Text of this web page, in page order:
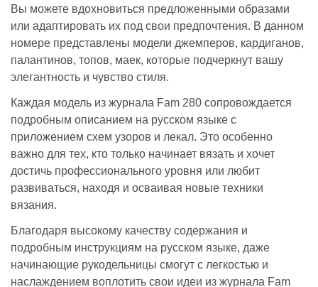
Вы можете вдохновиться предложенными образами
или адаптировать их под свои предпочтения. В данном
номере представлены модели джемперов, кардиганов,
палантинов, топов, маек, которые подчеркнут вашу
элегантность и чувство стиля.
Каждая модель из журнала Fam 280 сопровождается
подробным описанием на русском языке с
приложением схем узоров и лекал. Это особенно
важно для тех, кто только начинает вязать и хочет
достичь профессионального уровня или любит
развиваться, находя и осваивая новые техники
вязания.
Благодаря высокому качеству содержания и
подробным инструкциям на русском языке, даже
начинающие рукодельницы смогут с легкостью и
наслаждением воплотить свои идеи из журнала Fam